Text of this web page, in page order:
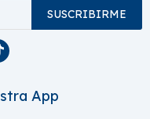
SUSCRIBIRME
App